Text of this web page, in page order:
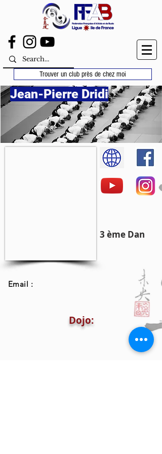
Trouver un club près de chez moi
Jean-Pierre Dridi
3 ème Dan
Email :
Dojo: